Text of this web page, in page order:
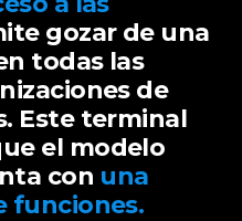
gozar de una
todas las
de
Este terminal
el modelo
con una
funciones.